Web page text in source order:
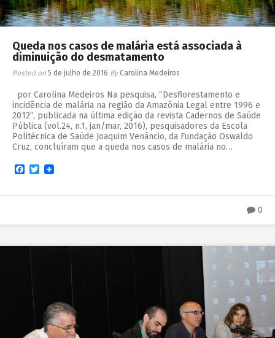
Queda nos casos de malária está associada à
diminuição do desmatamento
Posted on 5 de julho de 2016 ByCarolina Medeiros
por Carolina Medeiros Na pesquisa, “Desflorestamento e
incidência de malária na região da Amazônia Legal entre 1996 e
2012”, publicada na última edição da revista Cadernos de Saúde
Pública (vol.24, n.1, jan/mar, 2016), pesquisadores da Escola
Politécnica de Saúde Joaquim Venâncio, da Fundação Oswaldo
Cruz, concluíram que a queda nos casos de malária no…
Facebook
Twitter
0